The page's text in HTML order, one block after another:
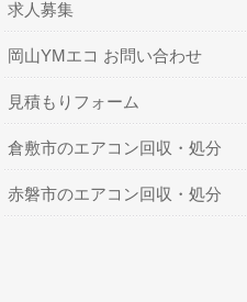
求人募集
岡山YMエコ お問い合わせ
見積もりフォーム
倉敷市のエアコン回収・処分
赤磐市のエアコン回収・処分